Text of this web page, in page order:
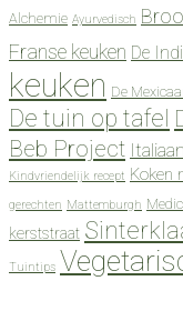
Alchemie Ayurvedisch
Franse keuken De
keuken De
De tuin op tafel
Beb Project
Kindvriendelijk recept Koken
gerechten Mattemburgh
kerststraat
Tuintips